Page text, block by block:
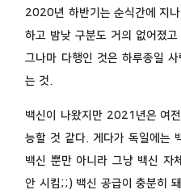
2020년 하반기는 순식간에 지
하고 밤낮 구분도 거의 없어졌
그나마 다행인 것은 하루종일
는 것.
백신이 나왔지만 2021년은 여
능할 것 같다. 게다가 독일에는
백신 뿐만 아니라 그냥 백신 자
안 시킴;;) 백신 공급이 충분히